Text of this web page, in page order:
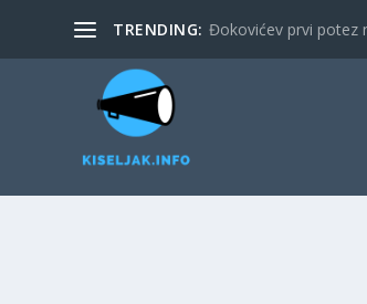
TRENDING: Đokovićev prvi potez